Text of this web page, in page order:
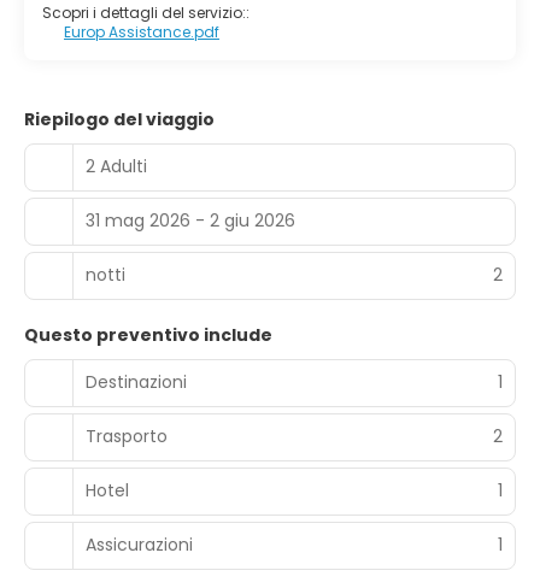
Scopri i dettagli del servizio::
Europ Assistance.pdf
Riepilogo del viaggio
2 Adulti
31 mag 2026 - 2 giu 2026
notti 2
Questo preventivo include
Destinazioni
1
Trasporto 2
Hotel 1
Assicurazioni 1